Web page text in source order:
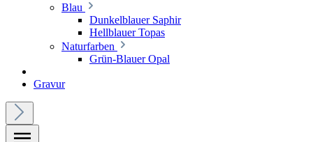
Blau
Dunkelblauer Saphir
Hellblauer Topas
Naturfarben
Grün-Blauer Opal
Gravur